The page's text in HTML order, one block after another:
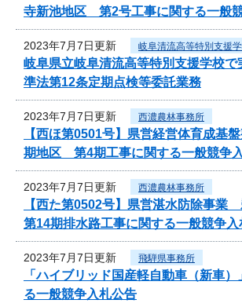
寺新池地区 第2号工事に関する一般
2023年7月7日更新 岐阜清流高等特別支援
岐阜県立岐阜清流高等特別支援学校で
準法第12条定期点検等委託業務
2023年7月7日更新 西濃農林事務所
【西ほ第0501号】県営経営体育成基
期地区 第4期工事に関する一般競争
2023年7月7日更新 西濃農林事務所
【西た第0502号】県営湛水防除事
第14期排水路工事に関する一般競争入
2023年7月7日更新 飛騨県事務所
「ハイブリッド国産軽自動車（新車
る一般競争入札公告